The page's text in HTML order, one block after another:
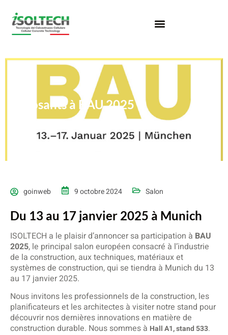
Exposants à BAU 2025
goinweb 9 octobre 2024 Salon
Du 13 au 17 janvier 2025 à Munich
ISOLTECH a le plaisir d’annoncer sa participation à BAU
2025, le principal salon européen consacré à l’industrie
de la construction, aux techniques, matériaux et
systèmes de construction, qui se tiendra à Munich du 13
au 17 janvier 2025.
Nous invitons les professionnels de la construction, les
planificateurs et les architectes à visiter notre stand pour
découvrir nos dernières innovations en matière de
construction durable. Nous sommes à Hall A1, stand 533.